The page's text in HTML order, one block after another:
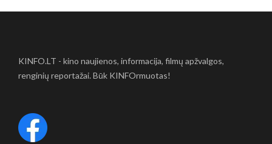
KINFO.LT - kino naujienos, informacija, filmų apžvalgos,
renginių reportažai. Būk KINFOrmuotas!